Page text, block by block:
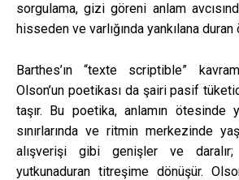
sorgulama, gizi göreni anlam
hisseden ve varlığında yankılana
Barthes’ın “texte scriptible”
Olson’un poetikası da şairi pasif
taşır. Bu poetika, anlamın ötesinde
sınırlarında ve ritmin merkezinde
alışverişi gibi genişler ve
yutkunaduran titreşime dönüşür.